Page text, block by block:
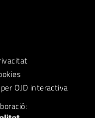
OJD interactiva